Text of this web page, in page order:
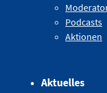
Podcasts
Aktionen
Aktuelles